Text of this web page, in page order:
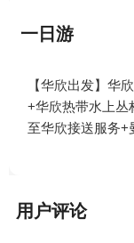
一日游
【华欣出发】华
+华欣热带水上丛
至华欣接送服务+
用户评论